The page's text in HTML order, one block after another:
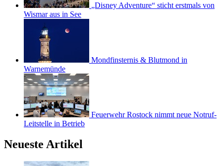
„Disney Adventure“ sticht erstmals von
Wismar aus in See
Mondfinsternis & Blutmond in
Warnemünde
Feuerwehr Rostock nimmt neue Notruf-
Leitstelle in Betrieb
Neueste Artikel